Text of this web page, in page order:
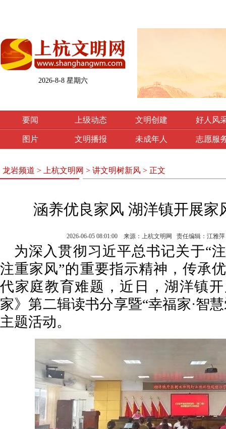
2026-8-8 星期六
要闻 上级动态 文明创建 好人风
图片 文明播报 未成年人 志愿服
龙岩频道 > 上杭文明网 > 讲文明树新风 > 正文
涵养优良家风 湖洋镇开展家
2026-06-05 08:01:00 来源：上杭文明网 责任编辑：江雅
为深入贯彻习近平总书记关于“
注重家风”的重要指示精神，传承
代家庭教育难题，近日，湖洋镇
家》第二辑读书分享暨“幸福家·智
主题活动。